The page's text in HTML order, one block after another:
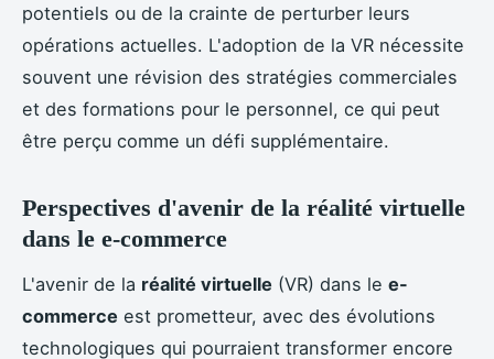
potentiels ou de la crainte de perturber leurs
opérations actuelles. L'adoption de la VR nécessite
souvent une révision des stratégies commerciales
et des formations pour le personnel, ce qui peut
être perçu comme un défi supplémentaire.
Perspectives d'avenir de la réalité virtuelle
dans le e-commerce
L'avenir de la réalité virtuelle (VR) dans le e-
commerce est prometteur, avec des évolutions
technologiques qui pourraient transformer encore